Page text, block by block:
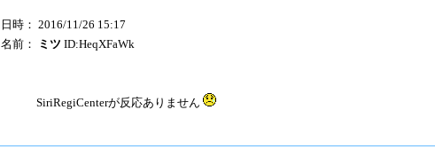
日時： 2016/11/26 15:17
名前：
ミツ ID:HeqXFaWk
SiriRegiCenterが反応ありません